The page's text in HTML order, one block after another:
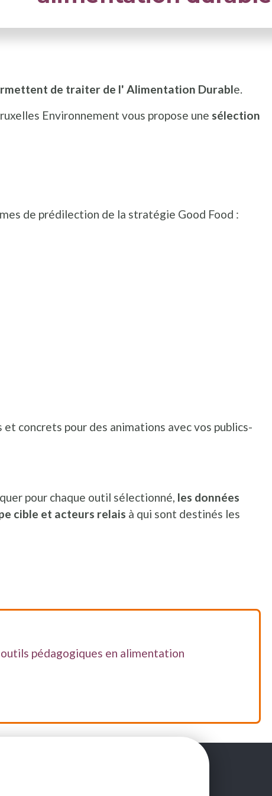
de traiter de l' Alimentation Durable.
Environnement vous propose une sélection
de prédilection de la stratégie Good Food :
concrets pour des animations avec vos publics-
pour chaque outil sélectionné, les données
cible et acteurs relais à qui sont destinés les
pédagogiques en alimentation